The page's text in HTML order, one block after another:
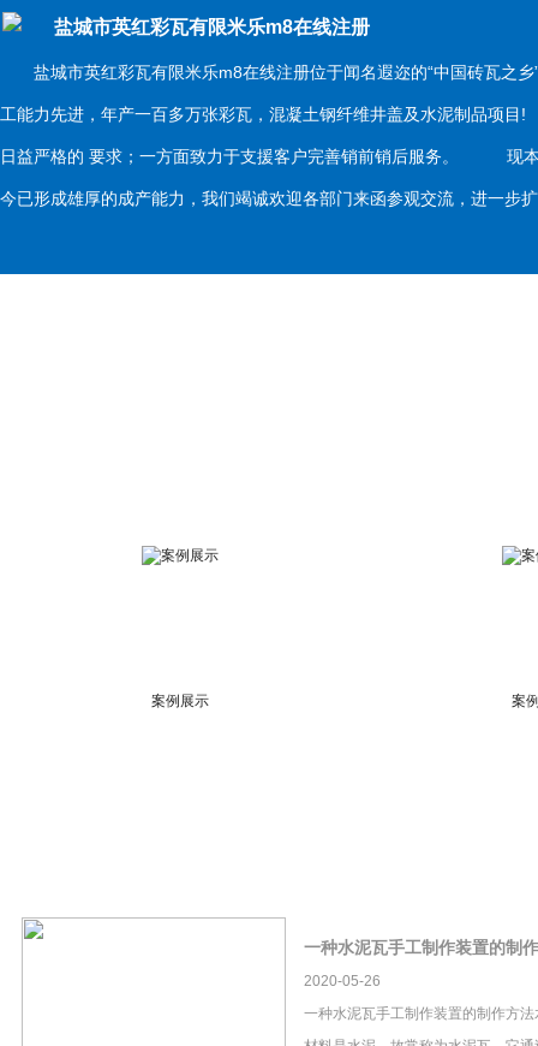
盐城市英红彩瓦有限米乐m8在线注册
盐城市英红彩瓦有限米乐m8在线注册位于闻名遐迩的“中国砖瓦之乡
工能力先进，年产一百多万张彩瓦，混凝土钢纤维井盖及水泥制品项
日益严格的 要求；一方面致力于支援客户完善销前销后服务。 现本
今已形成雄厚的成产能力，我们竭诚欢迎各部门来函参观交流，进一
案例展示 案
一种水泥瓦手工制作装置的制
2020-05-26
一种水泥瓦手工制作装置的制作方